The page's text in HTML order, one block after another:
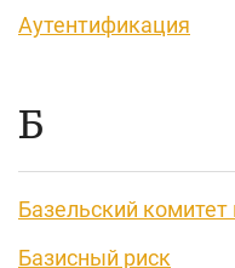
Аутентификация
Б
Базельский
Базисный риск